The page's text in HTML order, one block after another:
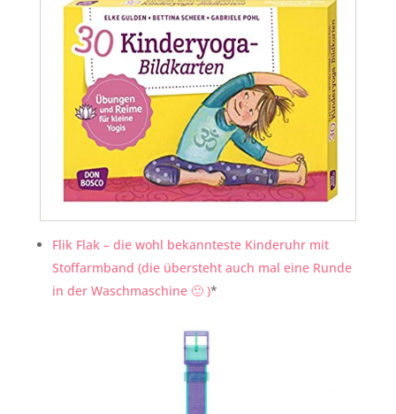
Flik Flak – die wohl bekannteste Kinderuhr mit
Stoffarmband (die übersteht auch mal eine Runde
in der Waschmaschine 🙂 )*